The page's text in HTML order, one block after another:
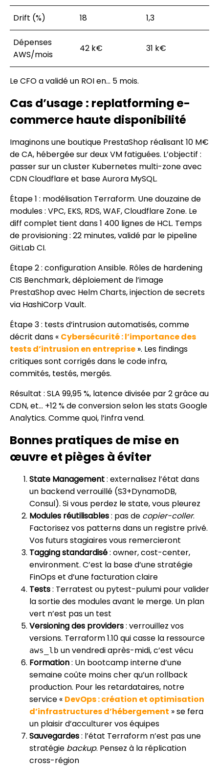
Drift (%) 18 1,3
Dépenses
AWS/mois
42 k€ 31 k€
Le CFO a validé un ROI en… 5 mois.
Cas d’usage : replatforming e-
commerce haute disponibilité
Imaginons une boutique PrestaShop réalisant 10 M€
de CA, hébergée sur deux VM fatiguées. L’objectif :
passer sur un cluster Kubernetes multi-zone avec
CDN Cloudflare et base Aurora MySQL.
Étape 1 : modélisation Terraform. Une douzaine de
modules : VPC, EKS, RDS, WAF, Cloudflare Zone. Le
diff complet tient dans 1 400 lignes de HCL. Temps
de provisioning : 22 minutes, validé par le pipeline
GitLab CI.
Étape 2 : configuration Ansible. Rôles de hardening
CIS Benchmark, déploiement de l’image
PrestaShop avec Helm Charts, injection de secrets
via HashiCorp Vault.
Étape 3 : tests d’intrusion automatisés, comme
décrit dans « Cybersécurité : l’importance des
tests d’intrusion en entreprise ». Les findings
critiques sont corrigés dans le code infra,
commités, testés, mergés.
Résultat : SLA 99,95 %, latence divisée par 2 grâce au
CDN, et… +12 % de conversion selon les stats Google
Analytics. Comme quoi, l’infra vend.
Bonnes pratiques de mise en
œuvre et pièges à éviter
State Management: externalisez l’état dans
un backend verrouillé (S3+DynamoDB,
Consul). Si vous perdez le state, vous pleurez
Modules réutilisables: pas de copier-coller.
Factorisez vos patterns dans un registre privé.
Vos futurs stagiaires vous remercieront
Tagging standardisé: owner, cost-center,
environment. C’est la base d’une stratégie
FinOps et d’une facturation claire
Tests: Terratest ou pytest-pulumi pour valider
la sortie des modules avant le merge. Un plan
vert n’est pas un test
Versioning des providers: verrouillez vos
versions. Terraform 1.10 qui casse la ressource
aws_lb un vendredi après-midi, c’est vécu
Formation: Un bootcamp interne d’une
semaine coûte moins cher qu’un rollback
production. Pour les retardataires, notre
service « DevOps : création et optimisation
d’infrastructures d’hébergement » se fera
un plaisir d’acculturer vos équipes
Sauvegardes: l’état Terraform n’est pas une
stratégie backup. Pensez à la réplication
cross-région